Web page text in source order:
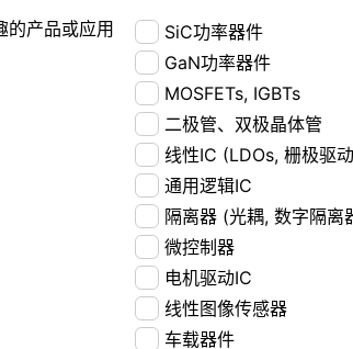
的产品或应用
SiC功率器件
GaN功率器件
MOSFETs, IGBTs
二极管、双极晶体管
线性IC (LDOs, 栅极驱
通用逻辑IC
隔离器 (光耦, 数字隔离
微控制器
电机驱动IC
线性图像传感器
车载器件